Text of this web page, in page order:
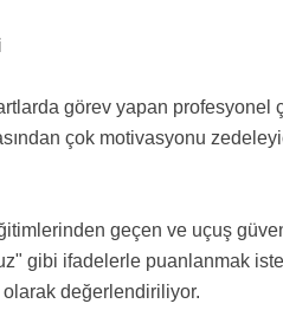
görev yapan profesyonel
çok motivasyonu
geçen ve uçuş
gibi ifadelerle puanlanmak
değerlendiriliyor.